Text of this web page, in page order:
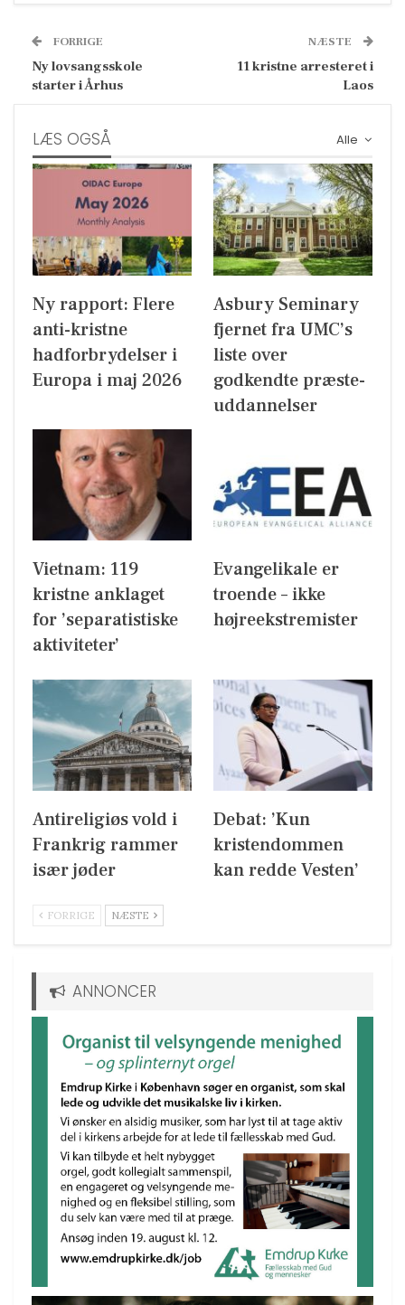
FORRIGE
Ny lovsangsskole
starter i Århus
NÆSTE
11 kristne arresteret i
Laos
Alle
LÆS OGSÅ
Ny rapport: Flere
anti-kristne
hadforbrydelser i
Europa i maj 2026
Asbury Seminary
fjernet fra UMC’s
liste over
godkendte præste-
uddannelser
Vietnam: 119
kristne anklaget
for ’separatistiske
aktiviteter’
Evangelikale er
troende – ikke
højreekstremister
Antireligiøs vold i
Frankrig rammer
især jøder
Debat: ’Kun
kristendommen
kan redde Vesten’
FORRIGE NÆSTE
ANNONCER